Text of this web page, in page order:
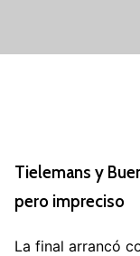
Tielemans y
pero impreciso
La final arrancó